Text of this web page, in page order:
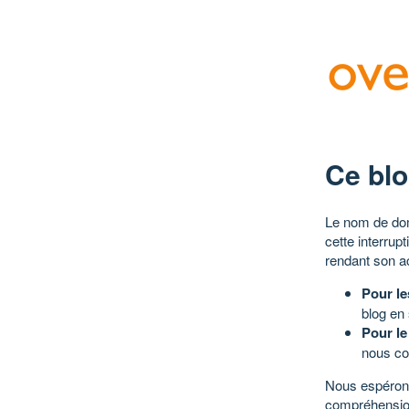
Ce
Le nom de
cette
rendant son
Pour
blog
Pour
nous
Nous